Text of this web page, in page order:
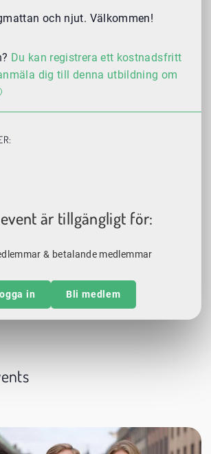
och njut. Välkommen!
Du kan registrera ett kostnadsfritt
dig till denna utbildning om
är tillgängligt för:
& betalande medlemmar
in Bli medlem